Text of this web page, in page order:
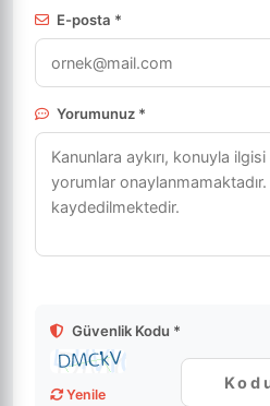
E-posta *
Yorumunuz *
Güvenlik Kodu *
Yenile